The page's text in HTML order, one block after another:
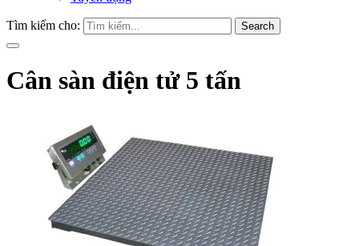
Tìm kiếm cho: Search
Cân sàn điện tử 5 tấn